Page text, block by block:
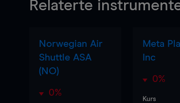
Relaterte
Norwegian Air
Shuttle ASA
(NO)
0%
Meta
Inc
0%
Kurs